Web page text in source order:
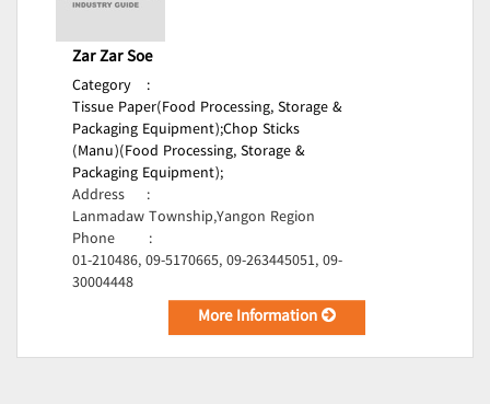
Zar Zar Soe
Category
:
Tissue Paper(Food Processing, Storage &
Packaging Equipment);Chop Sticks
(Manu)(Food Processing, Storage &
Packaging Equipment);
Address
:
Lanmadaw Township,Yangon Region
Phone
:
01-210486, 09-5170665, 09-263445051, 09-
30004448
More Information